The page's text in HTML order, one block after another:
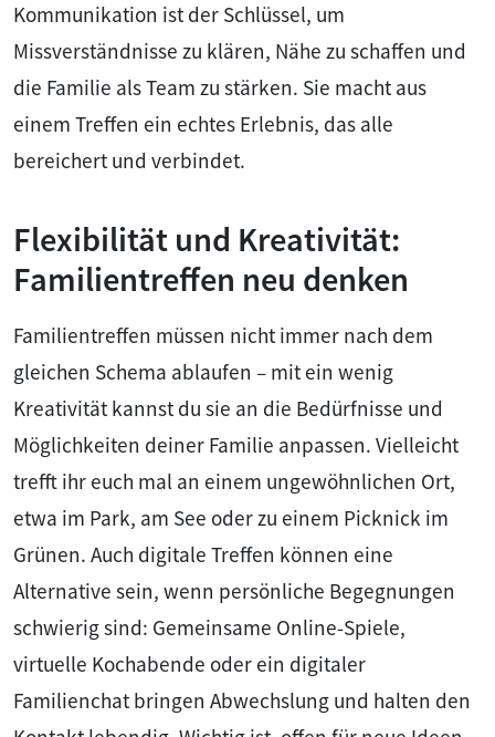
Kommunikation ist der Schlüssel, um
Missverständnisse zu klären, Nähe zu schaffen und
die Familie als Team zu stärken. Sie macht aus
einem Treffen ein echtes Erlebnis, das alle
bereichert und verbindet.
Flexibilität und Kreativität:
Familientreffen neu denken
Familientreffen müssen nicht immer nach dem
gleichen Schema ablaufen – mit ein wenig
Kreativität kannst du sie an die Bedürfnisse und
Möglichkeiten deiner Familie anpassen. Vielleicht
trefft ihr euch mal an einem ungewöhnlichen Ort,
etwa im Park, am See oder zu einem Picknick im
Grünen. Auch digitale Treffen können eine
Alternative sein, wenn persönliche Begegnungen
schwierig sind: Gemeinsame Online-Spiele,
virtuelle Kochabende oder ein digitaler
Familienchat bringen Abwechslung und halten den